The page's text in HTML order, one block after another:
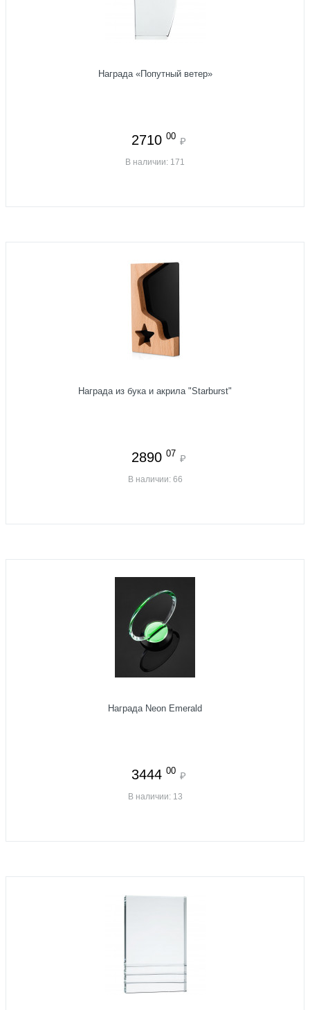
Награда «Попутный ветер»
2710 00 ₽
В наличии: 171
Награда из бука и акрила "Starburst"
2890 07 ₽
В наличии: 66
Награда Neon Emerald
3444 00 ₽
В наличии: 13